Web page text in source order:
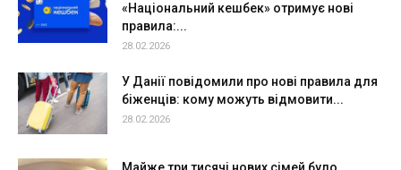
«Національний кешбек» отримує нові
правила:...
28.02.2026
У Данії повідомили про нові правила для
біженців: кому можуть відмовити...
28.02.2026